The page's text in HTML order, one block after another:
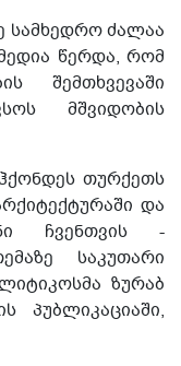
სამხედრო ძალაა
წერდა, რომ
შემთხვევაში
მშვიდობის
თურქეთს
და
ჩვენთვის -
საკუთარი
ზურაბ
პუბლიკაციაში,